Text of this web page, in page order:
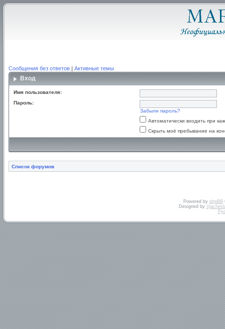
Сообщения без ответов | Активные темы
Вход
Имя пользователя:
Пароль:
Забыли пароль?
Автоматически входить при
Скрыть моё пребывание на
Список форумов
Powered by phpBB
Designed by